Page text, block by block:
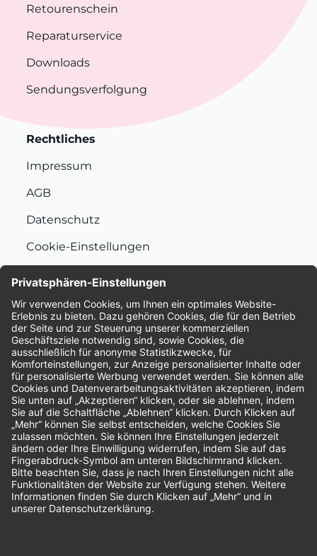
Retourenschein
Reparaturservice
Downloads
Sendungsverfolgung
Rechtliches
Impressum
AGB
Datenschutz
Cookie-Einstellungen
Bewertungen